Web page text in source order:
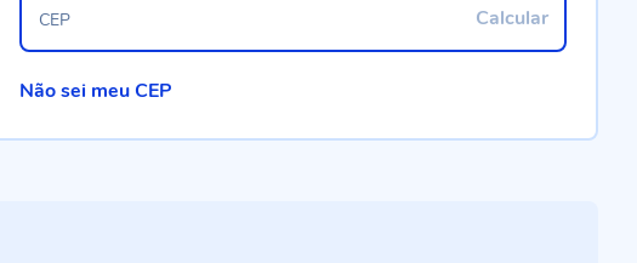
Calcular
CEP
Não sei meu CEP